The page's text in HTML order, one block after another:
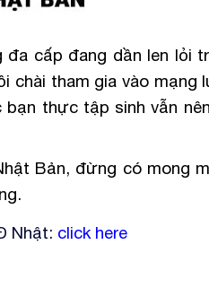
đa cấp đang dần len lỏi
chài tham gia vào mạng
thực tập sinh vẫn
Bản, đừng có mong
Nhật: click here